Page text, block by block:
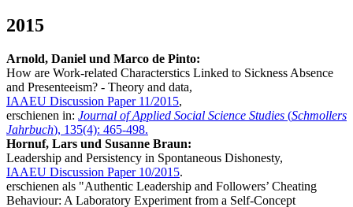
2015
Arnold, Daniel und Marco de Pinto:
How are Work-related Characterstics Linked to Sickness Absence
and Presenteeism? - Theory and data,
IAAEU Discussion Paper 11/2015,
erschienen in: Journal of Applied Social Science Studies (Schmollers
Jahrbuch), 135(4): 465-498.
Hornuf, Lars und Susanne Braun:
Leadership and Persistency in Spontaneous Dishonesty,
IAAEU Discussion Paper 10/2015.
erschienen als "Authentic Leadership and Followers’ Cheating
Behaviour: A Laboratory Experiment from a Self-Concept